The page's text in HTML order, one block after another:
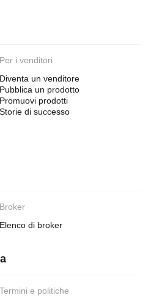
Per i venditori
Diventa un venditore
Pubblica un prodotto
Promuovi prodotti
Storie di successo
Broker
Elenco di broker
Termini e politiche